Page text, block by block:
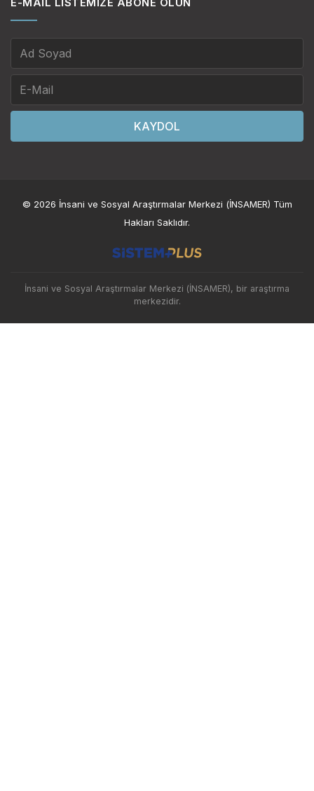
KAYDOL
© 2026 İnsani ve Sosyal Araştırmalar Merkezi (İNSAMER) Tüm
Hakları Saklıdır.
İnsani ve Sosyal Araştırmalar Merkezi (İNSAMER), bir araştırma
merkezidir.